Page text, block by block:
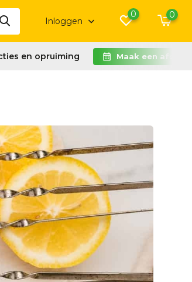
Inloggen
0 0
en opruiming Maak een